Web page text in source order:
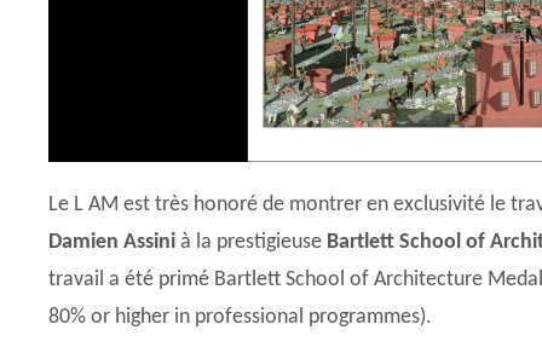
Le L AM est très honoré de montrer en exclusivité le
Damien Assini à la prestigieuse Bartlett School of
travail a été primé Bartlett School of Architecture
80% or higher in professional programmes).